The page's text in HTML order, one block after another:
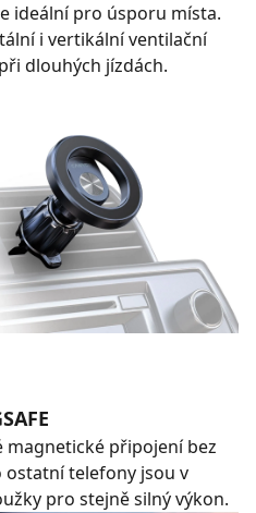
ideální pro úsporu místa.
i vertikální ventilační
dlouhých jízdách.
magnetické připojení bez
ostatní telefony jsou v
pro stejně silný výkon.